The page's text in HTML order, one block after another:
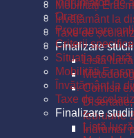
Mobilități
Învățământ la
Taxe de
Finalizare studii
Listă
Comisii
februarie
Îndrumar
Îndrumători de
Orare
Programare
Criterii
Situația școlară
Mobilități
Învățământ la
Taxe de
Finalizare studii
Listă